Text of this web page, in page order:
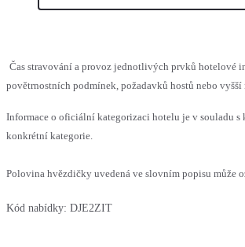
Čas stravování a provoz jednotlivých prvků hotelové
povětrnostních podmínek, požadavků hostů nebo
Informace o oficiální kategorizaci hotelu je v souladu
konkrétní kategorie.
Polovina hvězdičky uvedená ve slovním popisu může
Kód nabídky: DJE2ZIT